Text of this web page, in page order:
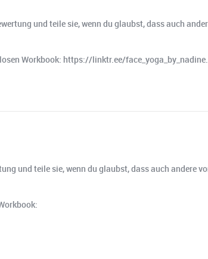
und teile sie, wenn du glaubst, dass auch
Workbook: https://linktr.ee/
und teile sie, wenn du glaubst, dass auch andere